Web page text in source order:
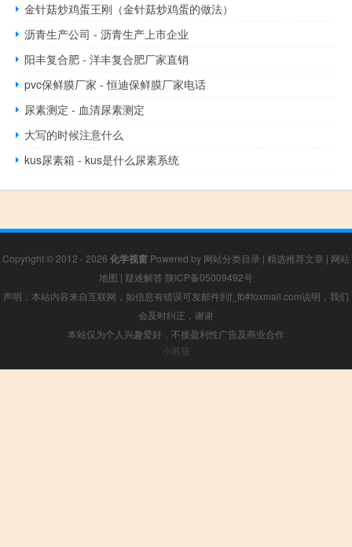
金针菇炒鸡蛋王刚（金针菇炒鸡蛋的做法）
沥青生产公司 - 沥青生产上市企业
阳丰复合肥 - 洋丰复合肥厂家直销
pvc保鲜膜厂家 - 恒迪保鲜膜厂家电话
尿素测定 - 血清尿素测定
大写的时候注意什么
kus尿素箱 - kus是什么尿素系统
Copyright © 2012 - 2026 化学视窗 Powered by 网站分类目录 | 精选推荐文章 | 网站
地图 | 疑难解答 陕ICP备05009492号
声明：本站内容来自互联网，如信息有错误可发邮件到f_fb#foxmail.com说明，我们
会及时纠正，谢谢
本站仅为个人兴趣爱好，不接盈利性广告及商业合作
小男孩